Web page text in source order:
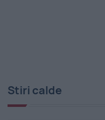
Stiri calde